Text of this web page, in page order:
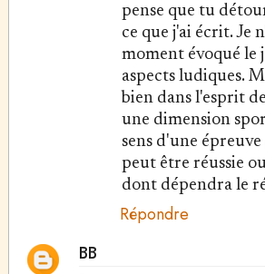
pense que tu
ce que j'ai écrit. Je
moment évoqué le
aspects ludiques.
bien dans l'esprit
une dimension
sens d'une
peut être réussie
dont dépendra le
Répondre
BB